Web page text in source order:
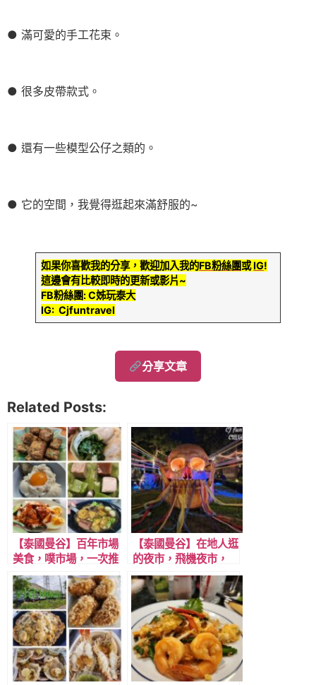
● 滿可愛的手工花束。
● 很多皮帶款式。
● 還有一些模型公仔之類的。
● 它的空間，我覺得逛起來滿舒服的~
如果你喜歡我的分享，歡迎加入我的FB粉絲團或IG!
這邊會有比較即時的更新或影片~
FB粉絲團: C姊玩泰大
IG: Cjfuntravel
分享文章
Related Posts:
【泰國曼谷】百年市場
美食，噗市場，一次推
薦12家美食，電影金
孫爆富攻略場景，近
BTS!
【泰國曼谷】在地人逛
的夜市，飛機夜市，
ChangChui
Creative Park，
MRT藍線 Sirindhorn
(BL06)站下站後轉車
可達。